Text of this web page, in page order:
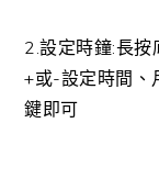
2.設定時鐘:長
+或-設定時間、
鍵即可